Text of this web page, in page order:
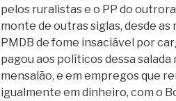
pelos ruralistas e o PP do
monte de outras siglas, desde
PMDB de fome insaciável por
pagou aos políticos dessa
mensalão, e em empregos que
igualmente em dinheiro, com o